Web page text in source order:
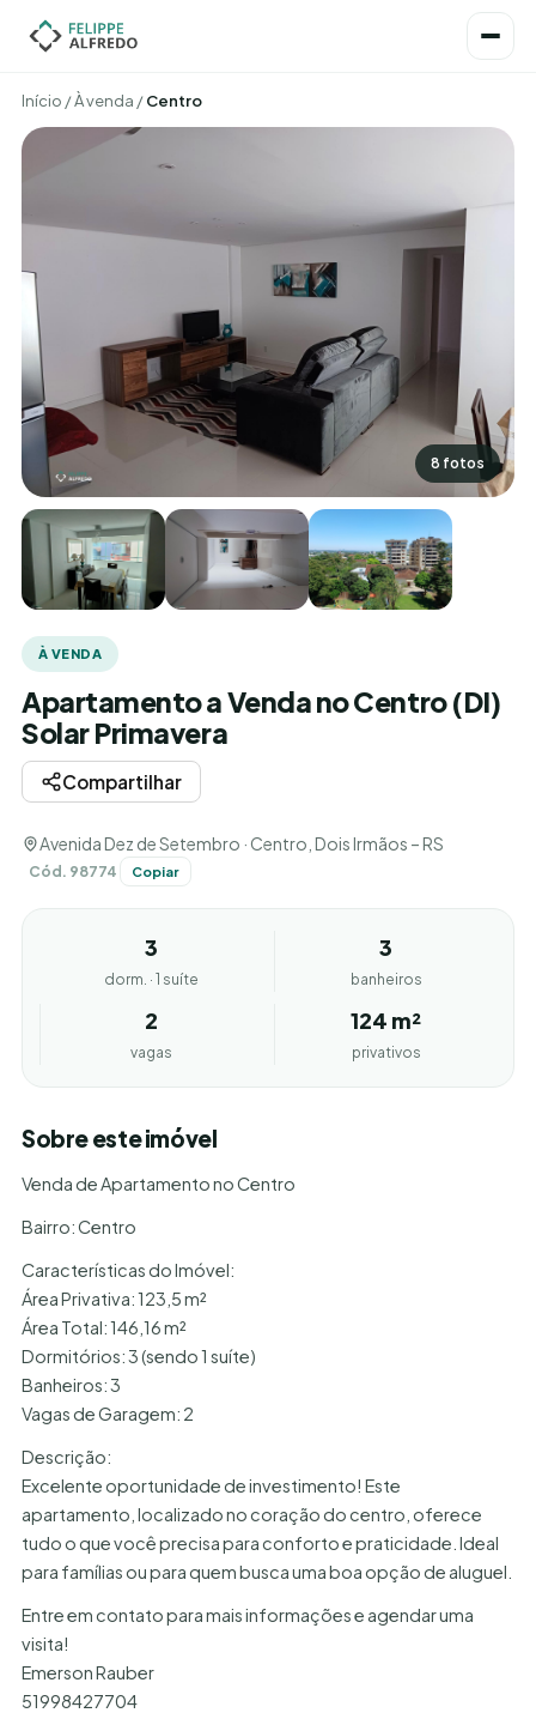
Início /À venda /Centro
8 fotos
À VENDA
Apartamento a Venda no Centro (DI)
Solar Primavera
Compartilhar
Avenida Dez de Setembro · Centro, Dois Irmãos – RS
Cód. 98774 Copiar
3
dorm. · 1 suíte
3
banheiros
2
vagas
124 m²
privativos
Sobre este imóvel
Venda de Apartamento no Centro
Bairro: Centro
Características do Imóvel:
Área Privativa: 123,5 m²
Área Total: 146,16 m²
Dormitórios: 3 (sendo 1 suíte)
Banheiros: 3
Vagas de Garagem: 2
Descrição:
Excelente oportunidade de investimento! Este
apartamento, localizado no coração do centro, oferece
tudo o que você precisa para conforto e praticidade. Ideal
para famílias ou para quem busca uma boa opção de aluguel.
Entre em contato para mais informações e agendar uma
visita!
Emerson Rauber
51998427704